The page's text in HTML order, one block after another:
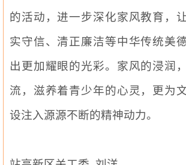
的活动，进一步深化家风教育，
实守信、清正廉洁等中华传统美
出更加耀眼的光彩。家风的浸润
流，滋养着青少年的心灵，更为
设注入源源不断的精神动力。